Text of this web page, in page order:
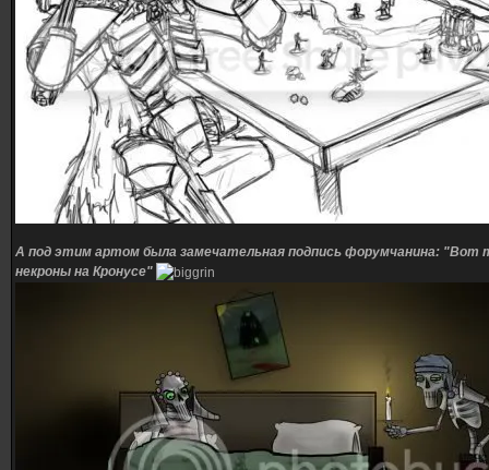
А под этим артом была замечательная подпись форумчанина: "Вот
некроны на Кронусе"